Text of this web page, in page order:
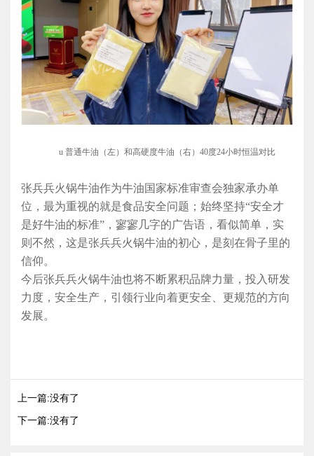
u 普通牛油（左）和高硬度牛油（右） 40度24小时恒温对比
张兵兵火锅牛油作为牛油国家标准审查会独家承办单
位，最为重视的就是食品安全问题； 始终坚持“安全才
是好牛油的标准”， 寥寥几字的广告语，看似简单，实
则不然，这是张兵兵火锅牛油的初心，是刻在骨子里的
信仰。
今后张兵兵火锅牛油也将不断累积品牌力量，投入研发
力度，安全生产，引领行业向着更安全、更规范的方向
发展。
上一篇:没有了
下一篇:没有了